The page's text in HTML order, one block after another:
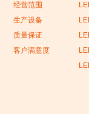
经营范围
生产设备
质量保证
客户满意度